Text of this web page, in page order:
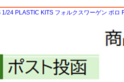
1/24 PLASTIC KITS フォルクスワーゲン ポロ